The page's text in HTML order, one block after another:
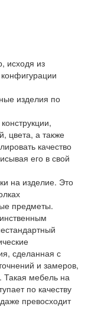
исходя из
изделия по
цвета, а также
качество
его в свой
на изделие. Это
предметы.
сделанная с
и замеров,
Такая мебель на
по качеству
превосходит